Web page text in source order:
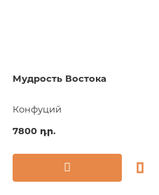
Мудрость Востока
Конфуций
7800 դր.